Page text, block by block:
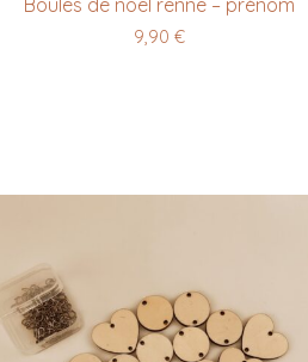
Boules de noël renne – prénom
9,90 €